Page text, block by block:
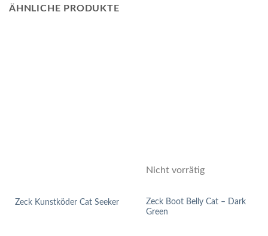
ÄHNLICHE PRODUKTE
Zeck Kunstköder Cat Seeker
Nicht vorrätig
Zeck Boot Belly Cat – Dark
Green